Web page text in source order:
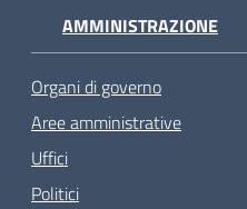
AMMINISTRAZIONE
Organi di governo
Aree amministrative
Uffici
Politici